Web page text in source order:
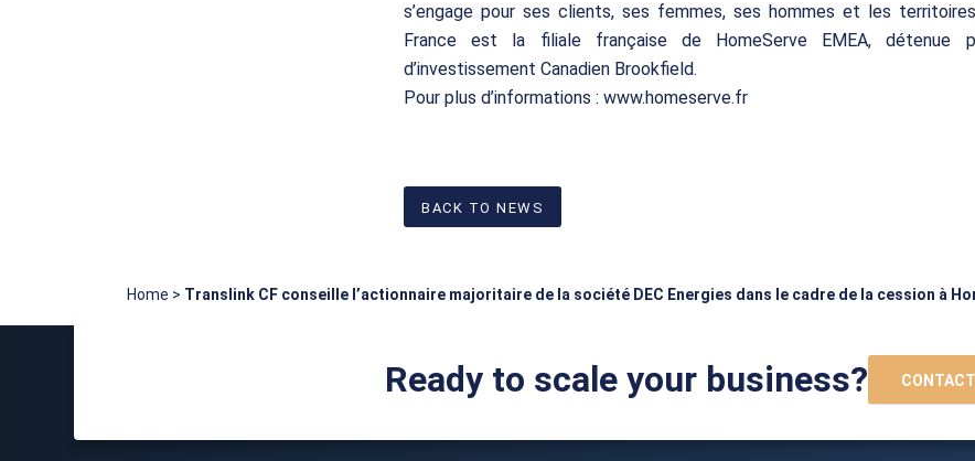
s’engage pour ses clients, ses femmes, ses hommes et les
France est la filiale française de HomeServe EMEA, détenue
d’investissement Canadien Brookfield.
Pour plus d’informations : www.homeserve.fr
BACK TO NEWS
Home > Translink CF conseille l’actionnaire majoritaire de la société DEC Energies dans le cadre de la cession à
Ready to scale your business?